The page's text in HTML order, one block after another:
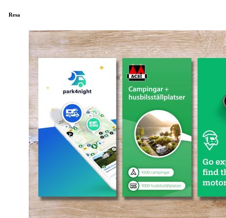
Resa